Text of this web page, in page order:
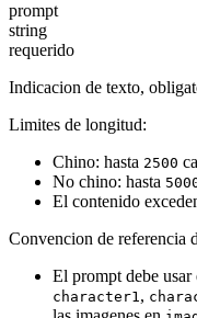
prompt
string
requerido
Indicacion de texto,
Limites de longitud:
Chino: hasta 2500
No chino: hasta
El contenido
Convencion de referencia
El prompt debe usar
character1,